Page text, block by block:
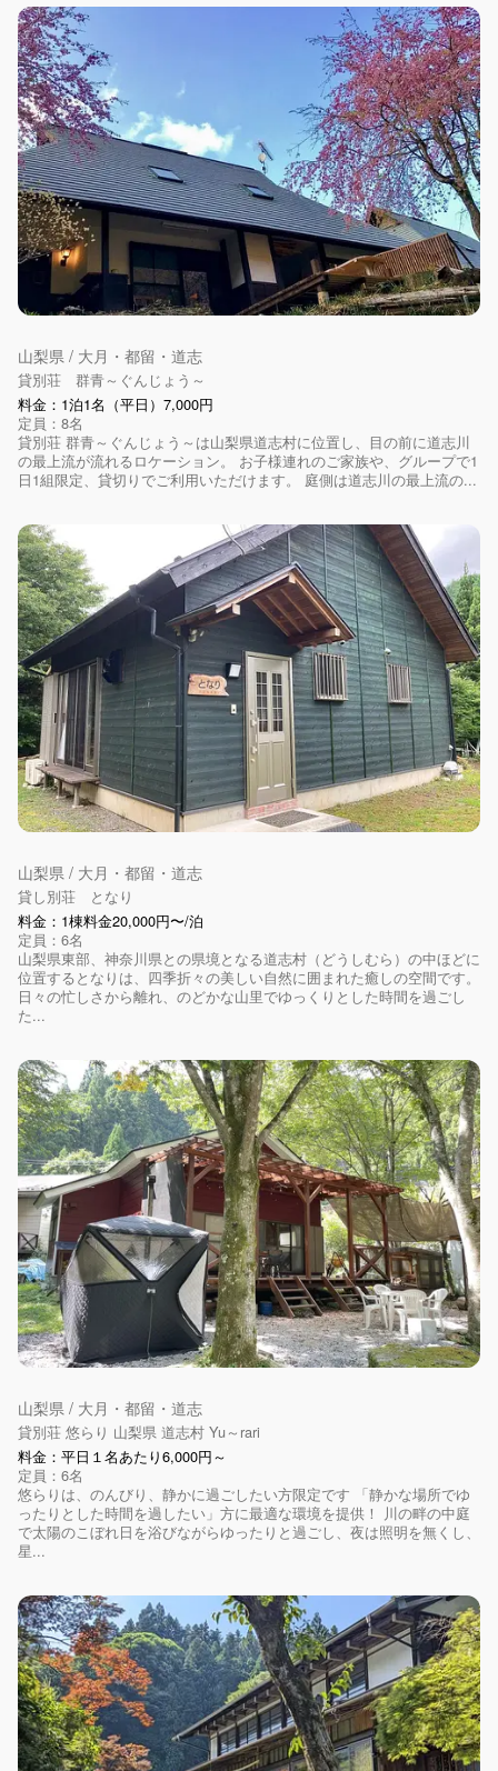
山梨県 / 大月・都留・道志
貸別荘 群青～ぐんじょう～
料金：1泊1名（平日）7,000円
定員：8名
貸別荘 群青～ぐんじょう～は山梨県道志村に位置し、目の前に道志川
の最上流が流れるロケーション。 お子様連れのご家族や、グループで1
日1組限定、貸切りでご利用いただけます。 庭側は道志川の最上流の...
山梨県 / 大月・都留・道志
貸し別荘 となり
料金：1棟料金20,000円〜/泊
定員：6名
山梨県東部、神奈川県との県境となる道志村（どうしむら）の中ほどに
位置するとなりは、四季折々の美しい自然に囲まれた癒しの空間です。
日々の忙しさから離れ、のどかな山里でゆっくりとした時間を過ごし
た...
山梨県 / 大月・都留・道志
貸別荘 悠らり 山梨県 道志村 Yu～rari
料金：平日１名あたり6,000円～
定員：6名
悠らりは、のんびり、静かに過ごしたい方限定です 「静かな場所でゆ
ったりとした時間を過したい」方に最適な環境を提供！ 川の畔の中庭
で太陽のこぼれ日を浴びながらゆったりと過ごし、夜は照明を無くし、
星...